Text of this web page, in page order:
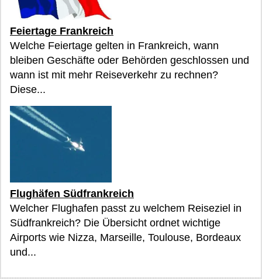
Feiertage Frankreich
Welche Feiertage gelten in Frankreich, wann
bleiben Geschäfte oder Behörden geschlossen und
wann ist mit mehr Reiseverkehr zu rechnen?
Diese...
Flughäfen Südfrankreich
Welcher Flughafen passt zu welchem Reiseziel in
Südfrankreich? Die Übersicht ordnet wichtige
Airports wie Nizza, Marseille, Toulouse, Bordeaux
und...